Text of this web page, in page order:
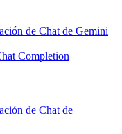
de Chat de Gemini
Completion
de Chat de